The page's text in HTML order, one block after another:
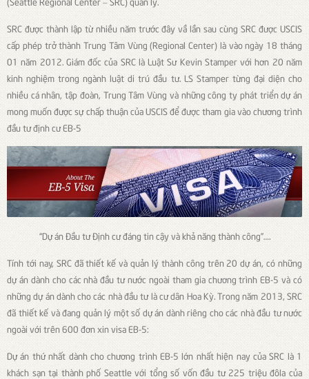
SRC được thành lập từ nhiều năm trước đây vầ lần sau cùng SRC được USCIS
cấp phép trở thành Trung Tâm Vùng (Regional Center) là vào ngày 18 tháng
01 năm 2012. Giám đốc của SRC là Luật Sư Kevin Stamper với hơn 20 năm
kinh nghiệm trong ngành luật di trú đầu tư. LS Stamper từng đại diện cho
nhiều cá nhân, tập đoàn, Trung Tâm Vùng và những công ty phát triển dự án
mong muốn được sự chấp thuận của USCIS để được tham gia vào chương trình
đầu tư định cư EB-5
“Dự án Đầu tư Định cư đáng tin cậy và khả năng thành công”….
Tính tới nay, SRC đã thiết kế và quản lý thành công trên 20 dự án, có những
dự án dành cho các nhà đầu tư nước ngoài tham gia chương trình EB-5 và có
những dự án dành cho các nhà đầu tư là cư dân Hoa Kỳ. Trong năm 2013, SRC
đã thiết kế và đang quản lý một số dự án dành riêng cho các nhà đầu tư nước
ngoài với trên 600 đơn xin visa EB-5:
Dự án thứ nhất dành cho chương trình EB-5 lớn nhất hiện nay của SRC là 1
khách sạn tại thành phố Seattle với tổng số vốn đầu tư 225 triệu đôla của